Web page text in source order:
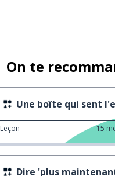
On te
Une boîte qui sent
Leçon 15
Dire 'plus